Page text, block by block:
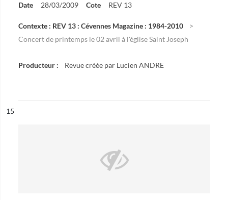
Date 28/03/2009 Cote REV 13
Contexte : REV 13 : Cévennes Magazine : 1984-2010
Concert de printemps le 02 avril à l'église Saint Joseph
Producteur : Revue créée par Lucien ANDRE
n°
15